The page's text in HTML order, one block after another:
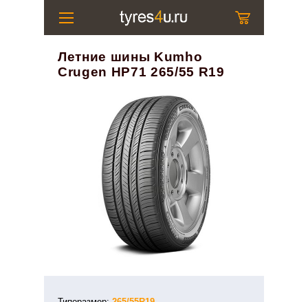
Летние шины Kumho
Crugen HP71 265/55 R19